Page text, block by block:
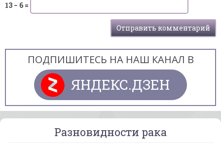
13 − 6 =
ПОДПИШИТЕСЬ НА НАШ КАНАЛ В
ЯНДЕКС.ДЗЕН
Разновидности рака